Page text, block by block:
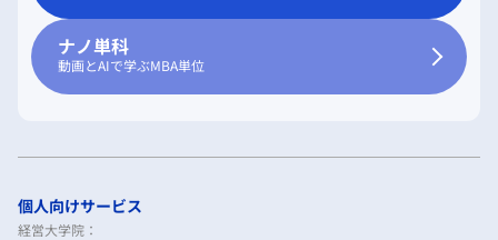
ナノ単科
動画とAIで学ぶMBA単位
個人向けサービス
経営大学院：